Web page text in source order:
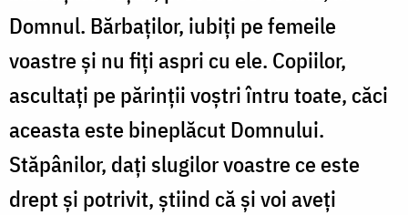
Domnul. Bărbaților, iubiți pe femeile
voastre și nu fiți aspri cu ele. Copiilor,
ascultați pe părinții voștri întru toate, căci
aceasta este bineplăcut Domnului.
Stăpânilor, dați slugilor voastre ce este
drept și potrivit, știind că și voi aveți